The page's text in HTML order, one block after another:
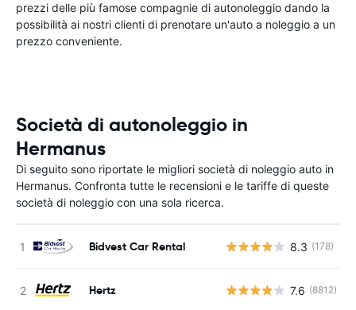
prezzi delle più famose compagnie di autonoleggio dando la
possibilità ai nostri clienti di prenotare un'auto a noleggio a un
prezzo conveniente.
Società di autonoleggio in
Hermanus
Di seguito sono riportate le migliori società di noleggio auto in
Hermanus. Confronta tutte le recensioni e le tariffe di queste
società di noleggio con una sola ricerca.
Bidvest Car Rental 8.3 (178)
Hertz 7.6 (8812)